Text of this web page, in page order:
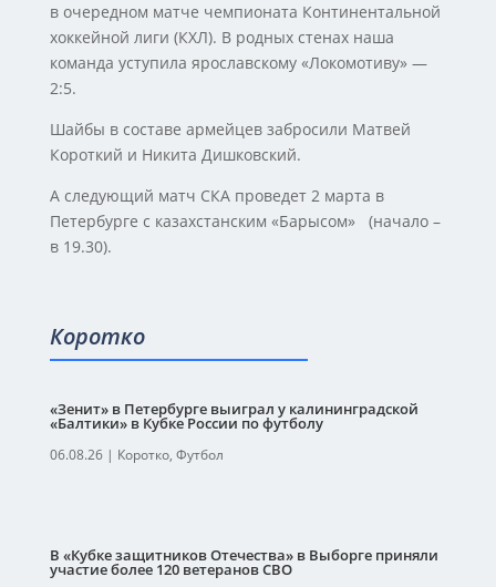
в очередном матче чемпионата Континентальной
хоккейной лиги (КХЛ). В родных стенах наша
команда уступила ярославскому «Локомотиву» —
2:5.
Шайбы в составе армейцев забросили Матвей
Короткий и Никита Дишковский.
А следующий матч СКА проведет 2 марта в
Петербурге с казахстанским «Барысом» (начало –
в 19.30).
Коротко
«Зенит» в Петербурге выиграл у калининградской
«Балтики» в Кубке России по футболу
06.08.26| Коротко, Футбол
В «Кубке защитников Отечества» в Выборге приняли
участие более 120 ветеранов СВО